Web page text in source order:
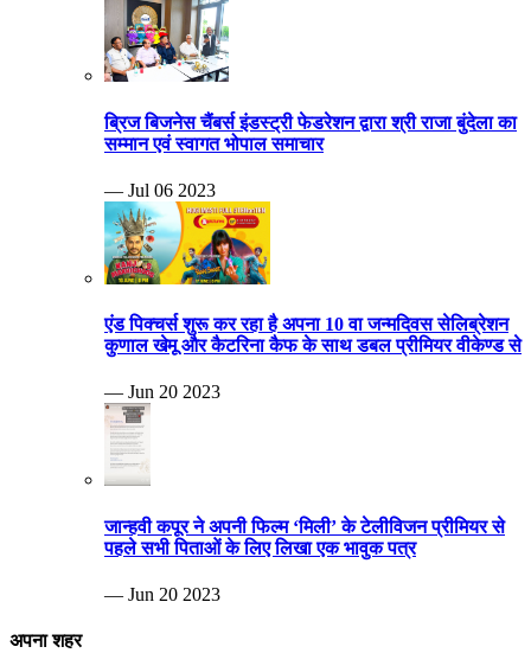
ब्रिज बिजनेस चैंबर्स इंडस्ट्री फेडरेशन द्वारा श्री राजा बुंदेला का
सम्मान एवं स्वागत भोपाल समाचार
— Jul 06 2023
एंड पिक्चर्स शुरू कर रहा है अपना 10 वा जन्मदिवस सेलिब्रेशन
कुणाल खेमू और कैटरिना कैफ के साथ डबल प्रीमियर वीकेण्ड से
— Jun 20 2023
जान्हवी कपूर ने अपनी फिल्म ‘मिली’ के टेलीविजन प्रीमियर से
पहले सभी पिताओं के लिए लिखा एक भावुक पत्र
— Jun 20 2023
अपना शहर